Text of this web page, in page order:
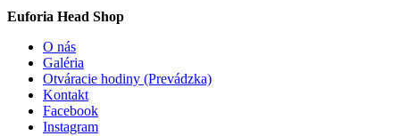
Euforia Head Shop
O nás
Galéria
Otváracie hodiny (Prevádzka)
Kontakt
Facebook
Instagram